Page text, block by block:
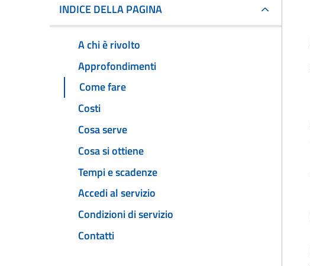
INDICE DELLA PAGINA
A chi è rivolto
Approfondimenti
Come fare
Costi
Cosa serve
Cosa si ottiene
Tempi e scadenze
Accedi al servizio
Condizioni di servizio
Contatti